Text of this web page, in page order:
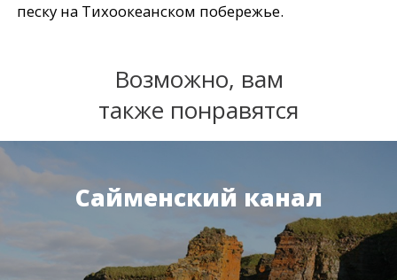
песку на Тихоокеанском побережье.
Возможно, вам
также понравятся
Сайменский канал